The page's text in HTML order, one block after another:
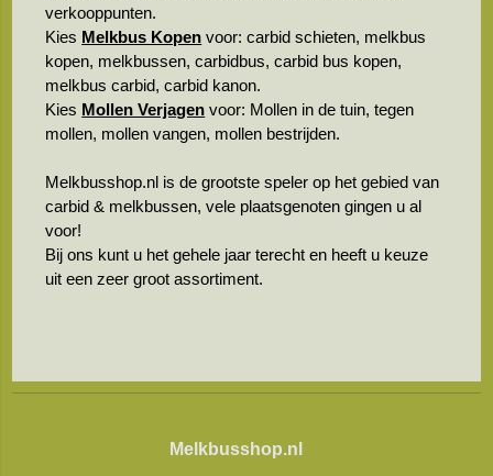
verkooppunten.
Kies Melkbus Kopen voor: carbid schieten, melkbus
kopen, melkbussen, carbidbus, carbid bus kopen,
melkbus carbid, carbid kanon.
Kies Mollen Verjagen voor: Mollen in de tuin, tegen
mollen, mollen vangen, mollen bestrijden.
Melkbusshop.nl is de grootste speler op het gebied van
carbid & melkbussen, vele plaatsgenoten gingen u al
voor!
Bij ons kunt u het gehele jaar terecht en heeft u keuze
uit een zeer groot assortiment.
Melkbusshop.nl